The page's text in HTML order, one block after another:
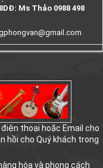
DĐ: Ms Thảo 0988 498
thoại hoặc Email cho
hồi cho Quý khách trong
hóa và phong cách